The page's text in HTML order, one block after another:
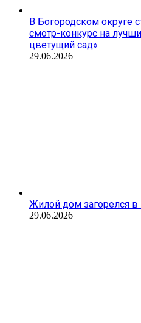
В Богородском округе
смотр-конкурс на
цветущий сад»
29.06.2026
Жилой дом загорелся в
29.06.2026